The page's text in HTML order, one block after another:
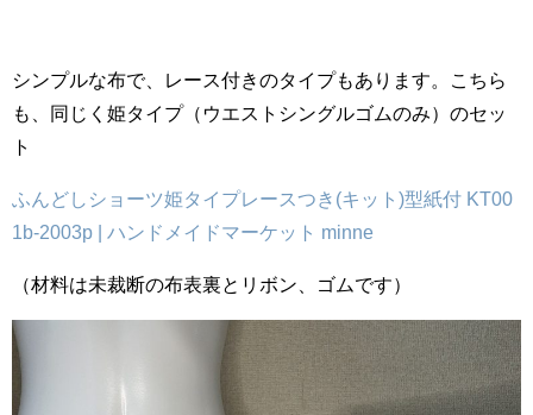
シンプルな布で、レース付きのタイプもあります。こちら
も、同じく姫タイプ（ウエストシングルゴムのみ）のセッ
ト
ふんどしショーツ姫タイプレースつき(キット)型紙付 KT00
1b-2003p | ハンドメイドマーケット minne
（材料は未裁断の布表裏とリボン、ゴムです）